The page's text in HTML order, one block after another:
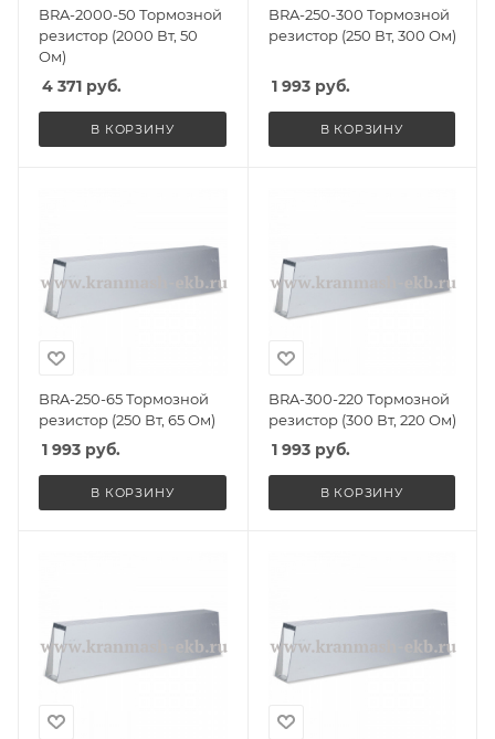
BRA-2000-50 Тормозной
резистор (2000 Вт, 50
Ом)
4 371 руб.
В КОРЗИНУ
BRA-250-300 Тормозной
резистор (250 Вт, 300 Ом)
1 993руб.
В КОРЗИНУ
BRA-250-65 Тормозной
резистор (250 Вт, 65 Ом)
1 993 руб.
В КОРЗИНУ
BRA-300-220 Тормозной
резистор (300 Вт, 220 Ом)
1 993руб.
В КОРЗИНУ